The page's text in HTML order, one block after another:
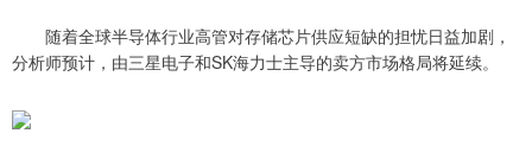
随着全球半导体行业高管对存储芯片供应短缺的担忧日益加剧，
分析师预计，由三星电子和SK海力士主导的卖方市场格局将延续。